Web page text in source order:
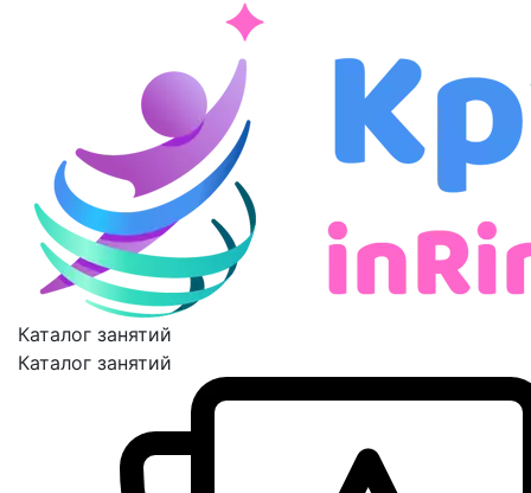
Каталог занятий
Каталог занятий